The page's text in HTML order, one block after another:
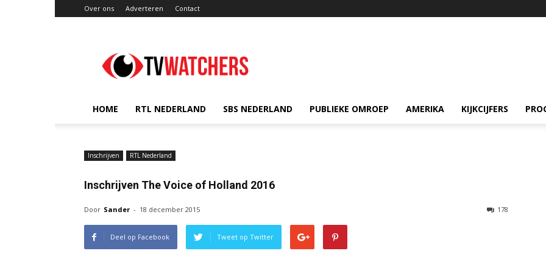
Over ons Adverteren Contact
HOME RTL NEDERLAND SBS NEDERLAND PUBLIEKE OMROEP AMERIKA KIJKCIJFERS
Inschrijven RTL Nederland
Inschrijven The Voice of Holland 2016
Door Sander - 18 december 2015 178
Deel op Facebook Tweet op Twitter